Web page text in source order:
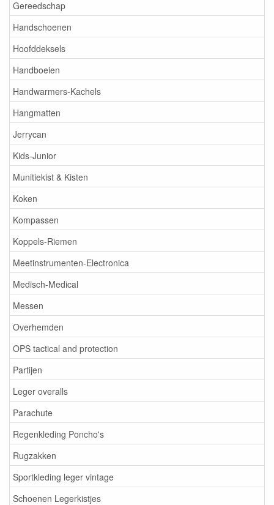
Gereedschap
Handschoenen
Hoofddeksels
Handboeien
Handwarmers-Kachels
Hangmatten
Jerrycan
Kids-Junior
Munitiekist & Kisten
Koken
Kompassen
Koppels-Riemen
Meetinstrumenten-Electronica
Medisch-Medical
Messen
Overhemden
OPS tactical and protection
Partijen
Leger overalls
Parachute
Regenkleding Poncho's
Rugzakken
Sportkleding leger vintage
Schoenen Legerkistjes